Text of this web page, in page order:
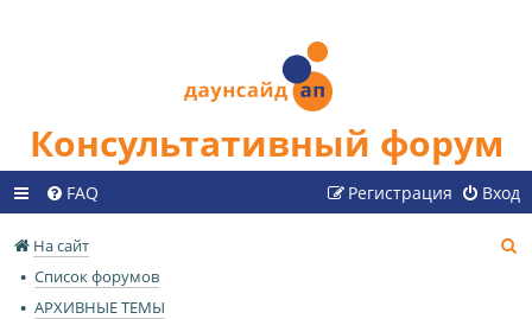
Консультативный форум
FAQ Вход
Регистрация
На сайт
Список форумов
АРХИВНЫЕ ТЕМЫ